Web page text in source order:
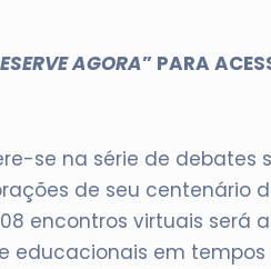
AGORA” PARA
se na série de debates
de seu centenário
encontros virtuais será
educacionais em